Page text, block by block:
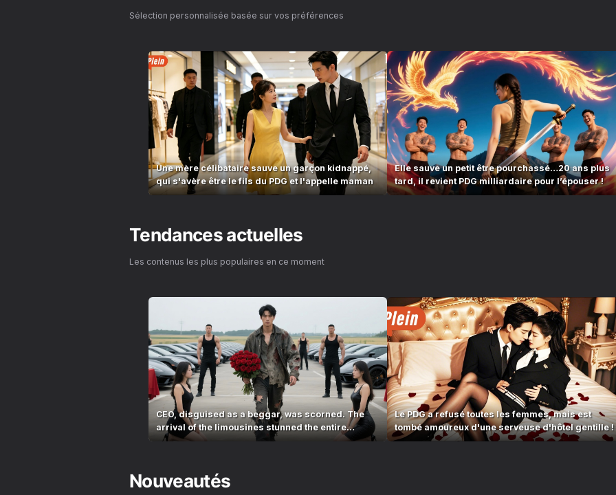
Sélection personnalisée basée sur vos préférences
Une mère célibataire sauve un garçon kidnappé,
qui s'avère être le fils du PDG et l'appelle maman
Elle sauve un petit être pourchassé…20 ans plus
tard, il revient PDG milliardaire pour l’épouser !
Tendances actuelles
Les contenus les plus populaires en ce moment
CEO, disguised as a beggar, was scorned. The
arrival of the limousines stunned the entire
village!
Le PDG a refusé toutes les femmes, mais est
tombé amoureux d'une serveuse d'hôtel gentille !
Nouveautés